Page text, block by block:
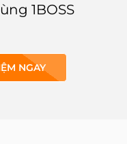
1BOSS
NGAY